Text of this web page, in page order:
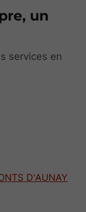
D'AUNAY
un
services en